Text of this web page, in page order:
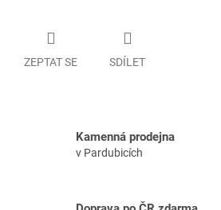
ZEPTAT SE SDÍLET
Kamenná prodejna
v Pardubicích